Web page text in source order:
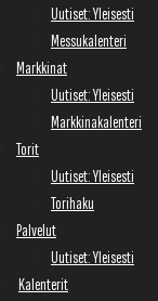
Uutiset: Yleisesti
Messukalenteri
Markkinat
Uutiset: Yleisesti
Markkinakalenteri
Torit
Uutiset: Yleisesti
Torihaku
Palvelut
Uutiset: Yleisesti
Kalenterit